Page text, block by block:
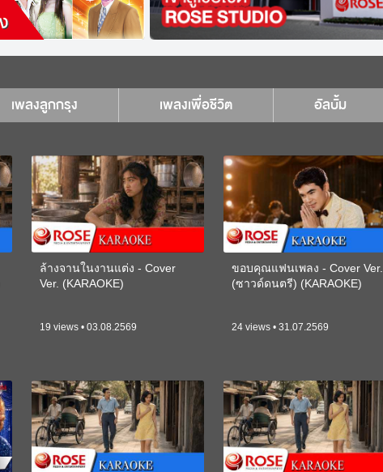
เพลงลูกกรุง เพลงเพื่อชีวิต อัลบั้ม
ล้างจานในงานแต่ง - Cover
Ver. (KARAOKE)
19 views • 03.08.2569
ขอบคุณแฟนเพลง - Cover Ver.
(ซาวด์ดนตรี) (KARAOKE)
24 views • 31.07.2569